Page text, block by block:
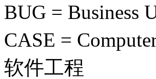
BUG = Business
CASE =
软件工程